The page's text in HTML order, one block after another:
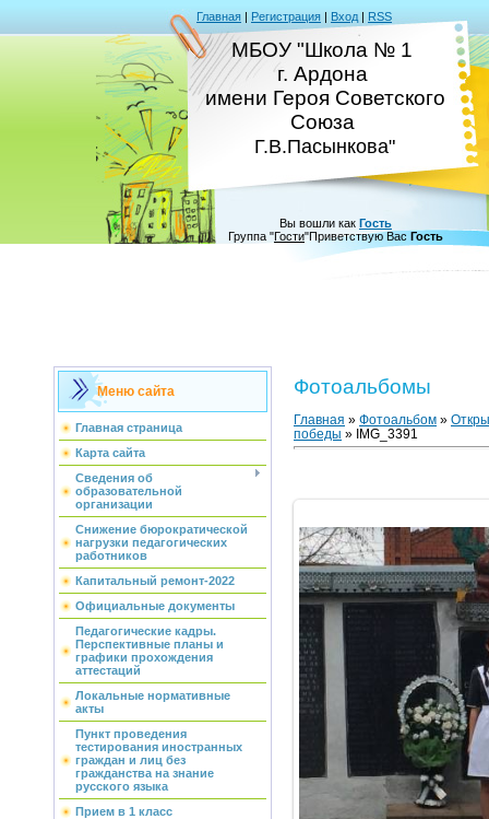
Главная | Регистрация | Вход | RSS
МБОУ "Школа № 1
г. Ардона
имени Героя Советского
Союза
Г.В.Пасынкова"
Вы вошли как Гость
Группа "Гости"Приветствую Вас Гость
Меню сайта
Главная страница
Карта сайта
Сведения об
образовательной
организации
Снижение бюрократической
нагрузки педагогических
работников
Капитальный ремонт-2022
Официальные документы
Педагогические кадры.
Перспективные планы и
графики прохождения
аттестаций
Локальные нормативные
акты
Пункт проведения
тестирования иностранных
граждан и лиц без
гражданства на знание
русского языка
Прием в 1 класс
Фотоальбомы
Главная » Фотоальбом »
победы » IMG_3391